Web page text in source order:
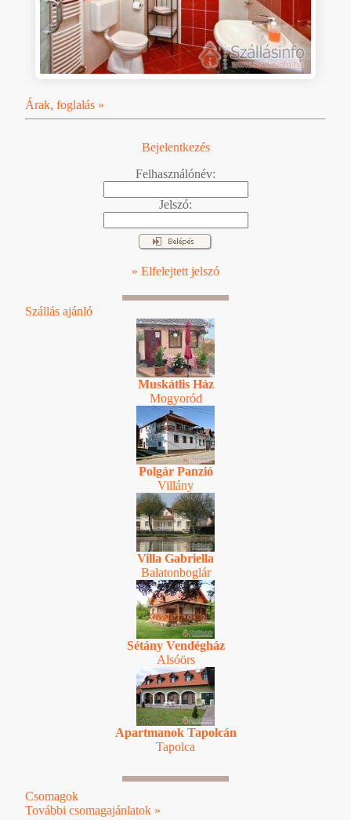
Árak, foglalás »
Bejelentkezés
Felhasználónév:
Jelszó:
» Elfelejtett jelszó
Szállás ajánló
Muskátlis Ház
Mogyoród
Polgár Panzió
Villány
Villa Gabriella
Balatonboglár
Sétány Vendégház
Alsóörs
Apartmanok Tapolcán
Tapolca
Csomagok
További csomagajánlatok »